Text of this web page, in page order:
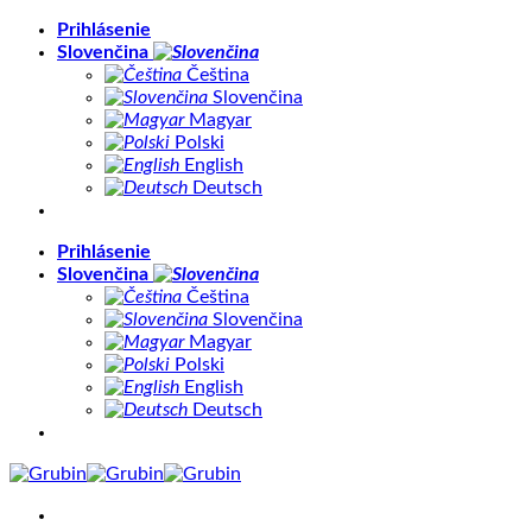
Skip
Prihlásenie
Slovenčina
Čeština
Slovenčina
Magyar
Polski
English
Deutsch
Prihlásenie
Slovenčina
Čeština
Slovenčina
Magyar
Polski
English
Deutsch